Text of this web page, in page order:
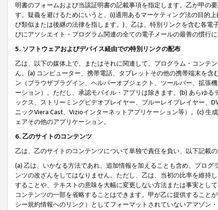
明書のフォームおよび当該証明書の記載事項を指定します。乙が甲の
す。疑義を避けるためにいうと、(i)適用あるマーケティング法の目的
び類似または後継の法律を指します。)、乙は、特別リンクを含む各
びにアソシエイト・プログラム関連の全ての電子メールの最善の慣行
5. ソフトウェアおよびデバイス経由での特別リンクの配布
乙は、以下の媒体上で、またはそれに関連して、プログラム・コンテ
ん。(a) コンピューター、携帯電話、タブレットその他の携帯端末を
ン（ブラウザプラグイン、ヘルパーオブジェクト、ツールバー、拡張
ーション）。ただし、承認モバイル・アプリは除きます。(b) あらゆ
ックス、ストリーミングビデオプレイヤー、ブルーレイプレイヤー、
ニックViera Cast、Vizioインターネットアプリケーション等）。(c)
ェアその他のアプリケーション。
6. 乙のサイトのコンテンツ
乙は、乙のサイトのコンテンツについて単独で責任を負い、以下記載
(a) 乙は、いかなる方法であれ、追加情報を加えることも含め、プロ
ンツの改ざんをしてはなりません。ただし、乙は、当初の比率を維持
することや、テキストの意味を大幅に変更しない方法または事実とし
コンテンツの一部を省略することはできます。甲が乙に提供すること
シー規約情報へのリンク）としてフォーマットされていないアマゾン